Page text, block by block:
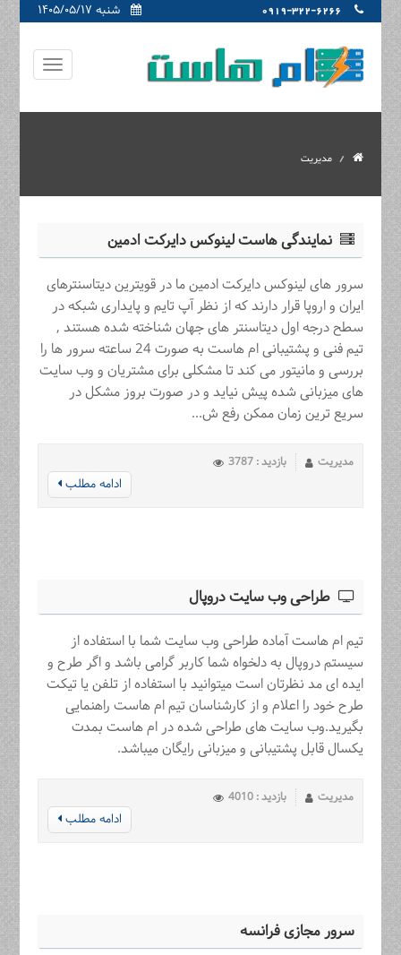
شنبه ۱۴۰۵/۰۵/۱۷ 0919-322-6266
مدیریت
نمایندگی هاست لینوکس دایرکت ادمین
سرور های لینوکس دایرکت ادمین ما در قویترین دیتاسنترهای
ایران و اروپا قرار دارند که از نظر آپ تایم و پایداری شبکه در
سطح درجه اول دیتاسنتر های جهان شناخته شده هستند ,
تیم فنی و پشتیبانی ام هاست به صورت 24 ساعته سرور ها را
بررسی و مانیتور می کند تا مشکلی برای مشتریان و وب سایت
های میزبانی شده پیش نیاید و در صورت بروز مشکل در
سریع ترین زمان ممکن رفع ش...
مدیریت بازدید : 3787
ادامه مطلب
طراحی وب سایت دروپال
تیم ام هاست آماده طراحی وب سایت شما با استفاده از
سیستم دروپال به دلخواه شما کاربر گرامی باشد و اگر طرح و
ایده ای مد نظرتان است میتوانید با استفاده از تلفن یا تیکت
طرح خود را اعلام و از کارشناسان تیم ام هاست راهنمایی
بگیرید.وب سایت های طراحی شده در ام هاست بمدت
یکسال قابل پشتیبانی و میزبانی رایگان میباشد.
مدیریت بازدید : 4010
ادامه مطلب
سرور مجازی فرانسه